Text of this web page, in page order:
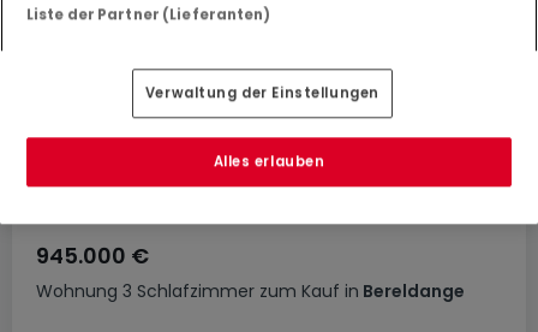
Wohnung 3 Schlafzimmer zum Kauf in Bereldange
945.000 €
Liste der Partner (Lieferanten)
Verwaltung der Einstellungen
Alles erlauben